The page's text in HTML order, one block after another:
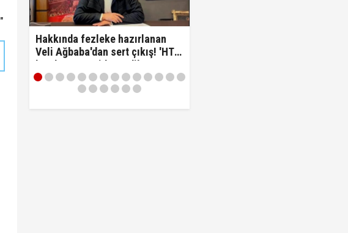
"
Hakkında fezleke hazırlanan
Veli Ağbaba'dan sert çıkış! 'HTS
kaydım varsa idam edilmeye
razıyım'